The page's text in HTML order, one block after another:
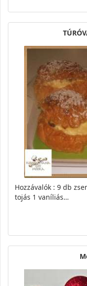
Hozzávalók : 9 db
tojás 1 vaníliás…